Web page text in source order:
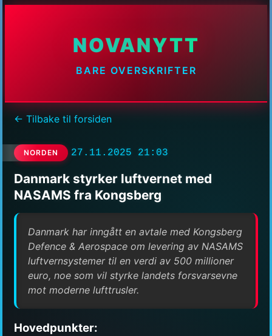
NOVANYTT
BARE OVERSKRIFTER
← Tilbake til forsiden
NORDEN 27.11.2025 21:03
Danmark styrker luftvernet med
NASAMS fra Kongsberg
Danmark har inngått en avtale med Kongsberg
Defence & Aerospace om levering av NASAMS
luftvernsystemer til en verdi av 500 millioner
euro, noe som vil styrke landets forsvarsevne
mot moderne lufttrusler.
Hovedpunkter: